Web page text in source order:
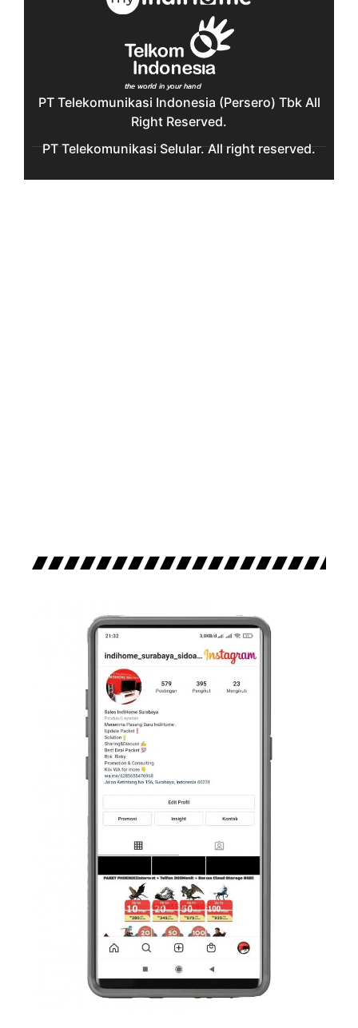
PT Telekomunikasi Indonesia (Persero) Tbk All
Right Reserved.
PT Telekomunikasi Selular. All right reserved.